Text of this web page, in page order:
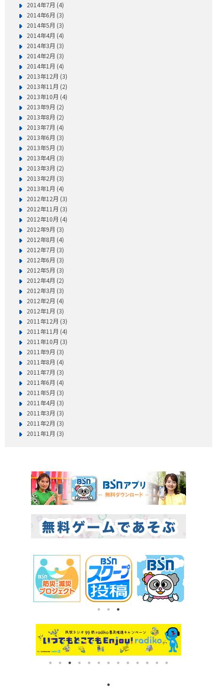
2014年7月 (4)
2014年6月 (3)
2014年5月 (3)
2014年4月 (4)
2014年3月 (3)
2014年2月 (3)
2014年1月 (4)
2013年12月 (3)
2013年11月 (2)
2013年10月 (4)
2013年9月 (2)
2013年8月 (2)
2013年7月 (4)
2013年6月 (3)
2013年5月 (3)
2013年4月 (3)
2013年3月 (2)
2013年2月 (3)
2013年1月 (4)
2012年12月 (3)
2012年11月 (3)
2012年10月 (4)
2012年9月 (3)
2012年8月 (4)
2012年7月 (3)
2012年6月 (3)
2012年5月 (3)
2012年4月 (2)
2012年3月 (3)
2012年2月 (4)
2012年1月 (3)
2011年12月 (3)
2011年11月 (4)
2011年10月 (3)
2011年9月 (3)
2011年8月 (4)
2011年7月 (3)
2011年6月 (4)
2011年5月 (3)
2011年4月 (3)
2011年3月 (3)
2011年2月 (3)
2011年1月 (3)